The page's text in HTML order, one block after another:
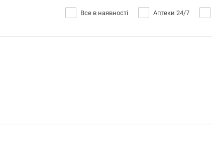
Все в наявності Аптеки 24/7